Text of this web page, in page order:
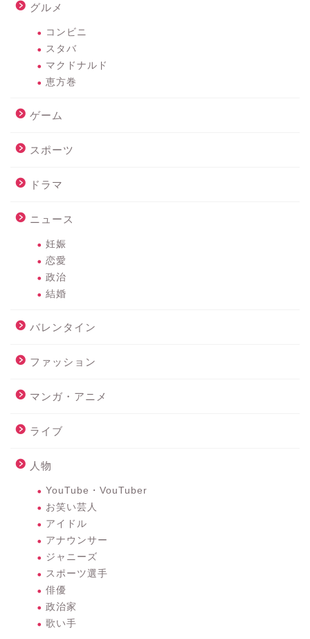
グルメ
コンビニ
スタバ
マクドナルド
恵方巻
ゲーム
スポーツ
ドラマ
ニュース
妊娠
恋愛
政治
結婚
バレンタイン
ファッション
マンガ・アニメ
ライブ
人物
YouTube・VouTuber
お笑い芸人
アイドル
アナウンサー
ジャニーズ
スポーツ選手
俳優
政治家
歌い手